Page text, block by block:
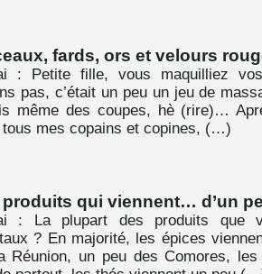
fards, ors et velours
: Petite fille, vous maquilliez
pas, c’était un peu un jeu de
même des coupes, hè (rire)…
mes copains et copines, (…)
produits qui viennent… d’un
: La plupart des produits que
? En majorité, les épices
Réunion, un peu des Comores,